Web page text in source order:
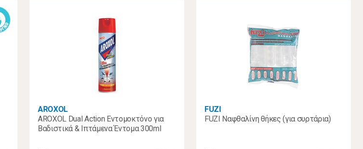
AROXOL
AROXOL Dual Action Εντομοκτόνο για
Βαδιστικά & Ιπτάμενα Έντομα 300ml
FUZI
FUZI Ναφθαλίνη θήκες (για συρτάρια)